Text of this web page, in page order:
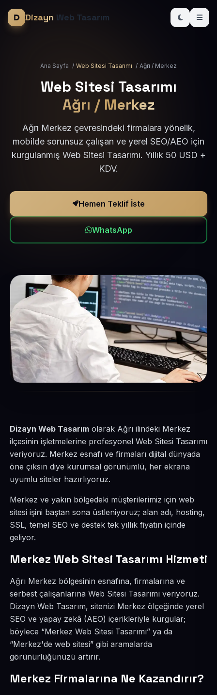
Dizayn Web Tasarım
Ana Sayfa / Web Sitesi Tasarımı / Ağrı / Merkez
Web Sitesi Tasarımı
Ağrı / Merkez
Ağrı Merkez çevresindeki firmalara yönelik,
mobilde sorunsuz çalışan ve yerel SEO/AEO için
kurgulanmış Web Sitesi Tasarımı. Yıllık 50 USD +
KDV.
Hemen Teklif İste
WhatsApp
Dizayn Web Tasarım olarak Ağrı ilindeki Merkez
ilçesinin işletmelerine profesyonel Web Sitesi Tasarımı
veriyoruz. Merkez esnafı ve firmaları dijital dünyada
öne çıksın diye kurumsal görünümlü, her ekrana
uyumlu siteler hazırlıyoruz.
Merkez ve yakın bölgedeki müşterilerimiz için web
sitesi işini baştan sona üstleniyoruz; alan adı, hosting,
SSL, temel SEO ve destek tek yıllık fiyatın içinde
geliyor.
Merkez Web Sitesi Tasarımı Hizmeti
Ağrı Merkez bölgesinin esnafına, firmalarına ve
serbest çalışanlarına Web Sitesi Tasarımı veriyoruz.
Dizayn Web Tasarım, sitenizi Merkez ölçeğinde yerel
SEO ve yapay zekâ (AEO) içerikleriyle kurgular;
böylece “Merkez Web Sitesi Tasarımı” ya da
“Merkez'de web sitesi” gibi aramalarda
görünürlüğünüzü artırır.
Merkez Firmalarına Ne Kazandırır?